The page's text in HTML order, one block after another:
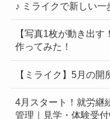
♪ ミライクで新しい一
【写真1枚が動き出
作ってみた！
【ミライク】5月の
4月スタート！就労継
管理｜見学・体験受付